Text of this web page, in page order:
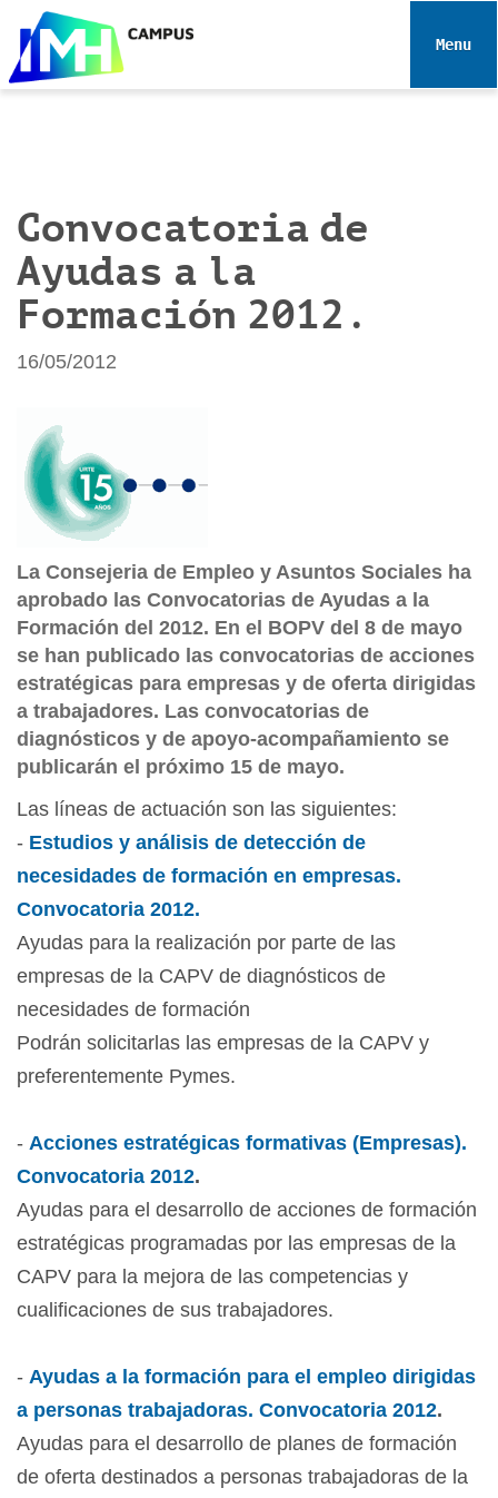
e
Toggle
Convocatoria de
Ayudas a la
Formación 2012.
16/05/2012
La Consejeria de Empleo y Asuntos Sociales ha
aprobado las Convocatorias de Ayudas a la
Formación del 2012. En el BOPV del 8 de mayo
se han publicado las convocatorias de acciones
estratégicas para empresas y de oferta dirigidas
a trabajadores. Las convocatorias de
diagnósticos y de apoyo-acompañamiento se
publicarán el próximo 15 de mayo.
Las líneas de actuación son las siguientes:
- Estudios y análisis de detección de
necesidades de formación en empresas.
Convocatoria 2012.
Ayudas para la realización por parte de las
empresas de la CAPV de diagnósticos de
necesidades de formación
Podrán solicitarlas las empresas de la CAPV y
preferentemente Pymes.
- Acciones estratégicas formativas (Empresas).
Convocatoria 2012.
Ayudas para el desarrollo de acciones de formación
estratégicas programadas por las empresas de la
CAPV para la mejora de las competencias y
cualificaciones de sus trabajadores.
- Ayudas a la formación para el empleo dirigidas
a personas trabajadoras. Convocatoria 2012.
Ayudas para el desarrollo de planes de formación
de oferta destinados a personas trabajadoras de la